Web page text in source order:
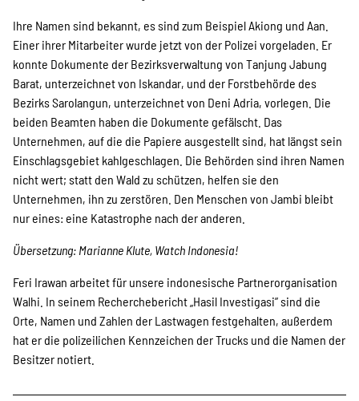
Ihre Namen sind bekannt, es sind zum Beispiel Akiong und Aan.
Einer ihrer Mitarbeiter wurde jetzt von der Polizei vorgeladen. Er
konnte Dokumente der Bezirksverwaltung von Tanjung Jabung
Barat, unterzeichnet von Iskandar, und der Forstbehörde des
Bezirks Sarolangun, unterzeichnet von Deni Adria, vorlegen. Die
beiden Beamten haben die Dokumente gefälscht. Das
Unternehmen, auf die die Papiere ausgestellt sind, hat längst sein
Einschlagsgebiet kahlgeschlagen. Die Behörden sind ihren Namen
nicht wert; statt den Wald zu schützen, helfen sie den
Unternehmen, ihn zu zerstören. Den Menschen von Jambi bleibt
nur eines: eine Katastrophe nach der anderen.
Übersetzung: Marianne Klute, Watch Indonesia!
Feri Irawan arbeitet für unsere indonesische Partnerorganisation
Walhi. In seinem Recherchebericht „Hasil Investigasi” sind die
Orte, Namen und Zahlen der Lastwagen festgehalten, außerdem
hat er die polizeilichen Kennzeichen der Trucks und die Namen der
Besitzer notiert.